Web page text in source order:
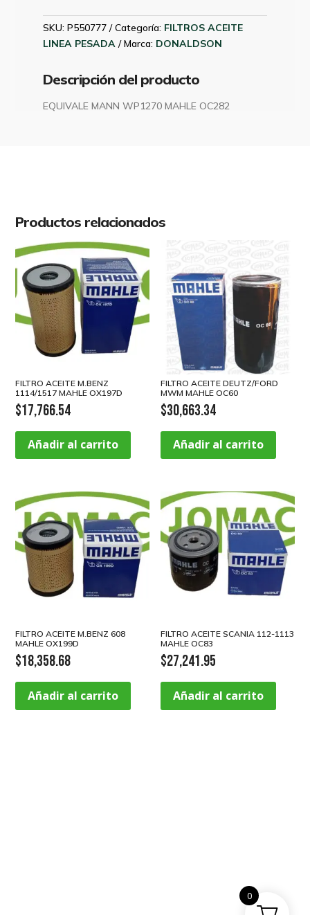
P550777
cantidad
SKU:P550777 Categoría: FILTROS ACEITE
LINEA PESADA
Marca: DONALDSON
Descripción del producto
EQUIVALE MANN WP1270 MAHLE OC282
Productos relacionados
FILTRO ACEITE M.BENZ
1114/1517 MAHLE OX197D
$17,766.54
Añadir al carrito
FILTRO ACEITE DEUTZ/FORD
MWM MAHLE OC60
$30,663.34
Añadir al carrito
FILTRO ACEITE M.BENZ 608
MAHLE OX199D
$18,358.68
Añadir al carrito
FILTRO ACEITE SCANIA 112-1113
MAHLE OC83
$27,241.95
Añadir al carrito
0